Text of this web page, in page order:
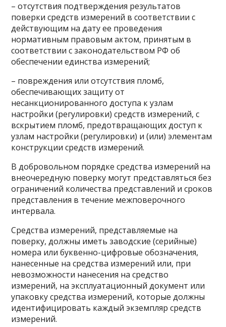
– отсутствия подтверждения результатов
поверки средств измерений в соответствии с
действующим на дату ее проведения
нормативным правовым актом, принятым в
соответствии с законодательством РФ об
обеспечении единства измерений;
– повреждения или отсутствия пломб,
обеспечивающих защиту от
несанкционированного доступа к узлам
настройки (регулировки) средств измерений, с
вскрытием пломб, предотвращающих доступ к
узлам настройки (регулировки) и (или) элементам
конструкции средств измерений.
В добровольном порядке средства измерений на
внеочередную поверку могут представляться без
ограничений количества представлений и сроков
представления в течение межповерочного
интервала.
Средства измерений, представляемые на
поверку, должны иметь заводские (серийные)
номера или буквенно-цифровые обозначения,
нанесенные на средства измерений или, при
невозможности нанесения на средство
измерений, на эксплуатационный документ или
упаковку средства измерений, которые должны
идентифицировать каждый экземпляр средств
измерений.